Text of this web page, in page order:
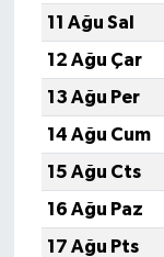
11 Ağu Sal
12 Ağu Çar
13 Ağu Per
14 Ağu Cum
15 Ağu Cts
16 Ağu Paz
17 Ağu Pts